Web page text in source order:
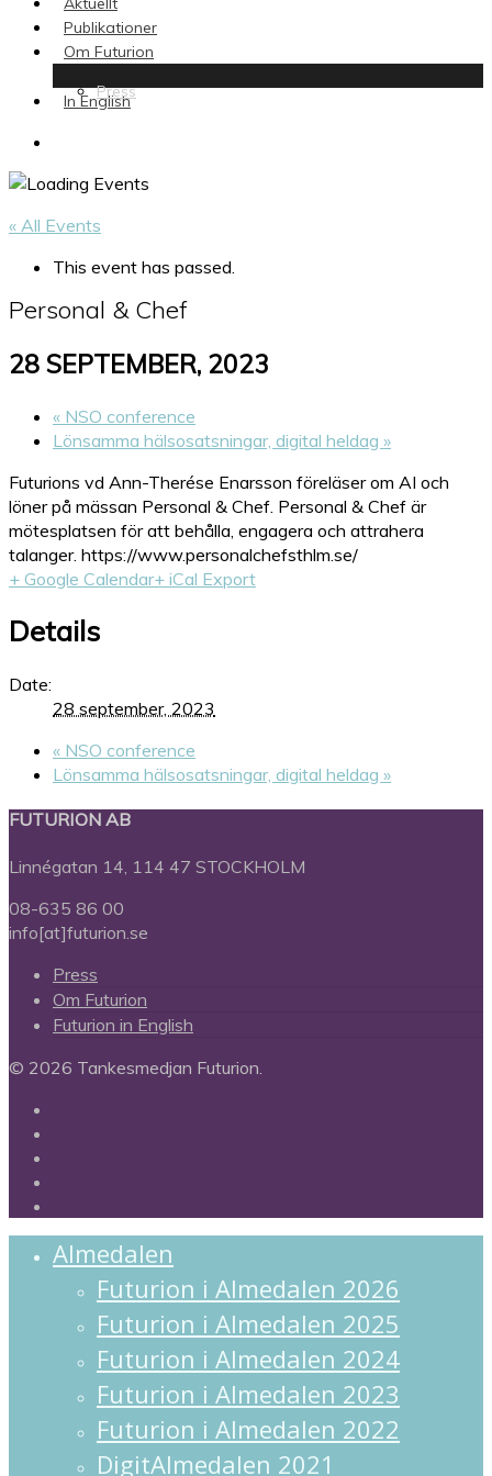
Publikationer
Om Futurion
Press
In English
« All Events
This event has passed.
Personal & Chef
28 SEPTEMBER, 2023
« NSO conference
Lönsamma hälsosatsningar, digital heldag »
Futurions vd Ann-Therése Enarsson föreläser om AI och
löner på mässan Personal & Chef. Personal & Chef är
mötesplatsen för att behålla, engagera och attrahera
talanger. https://www.personalchefsthlm.se/
+ Google Calendar+ iCal Export
Details
Date:
28 september, 2023
« NSO conference
Lönsamma hälsosatsningar, digital heldag »
FUTURION AB
Linnégatan 14, 114 47 STOCKHOLM
08-635 86 00
info[at]futurion.se
Press
Om Futurion
Futurion in English
© 2026 Tankesmedjan Futurion.
Almedalen
Futurion i Almedalen 2026
Futurion i Almedalen 2025
Futurion i Almedalen 2024
Futurion i Almedalen 2023
Futurion i Almedalen 2022
DigitAlmedalen 2021